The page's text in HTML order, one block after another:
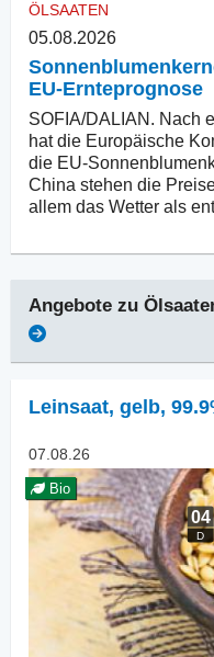
ÖLSAATEN
05.08.2026
EU-Ernteprognose
SOFIA/DALIAN. Nach
hat die Europäische
die EU-
China stehen die
allem das Wetter als
Angebote zu
Leinsaat, gelb,
07.08.26
Bio